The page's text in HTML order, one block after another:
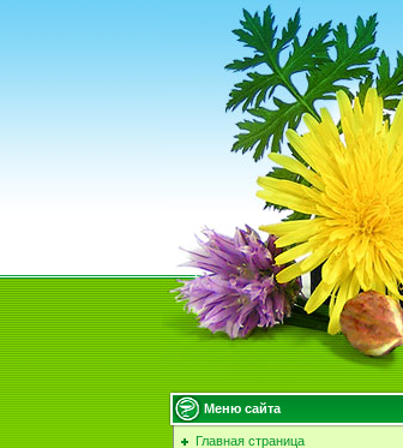
Меню сайта
Главная страница